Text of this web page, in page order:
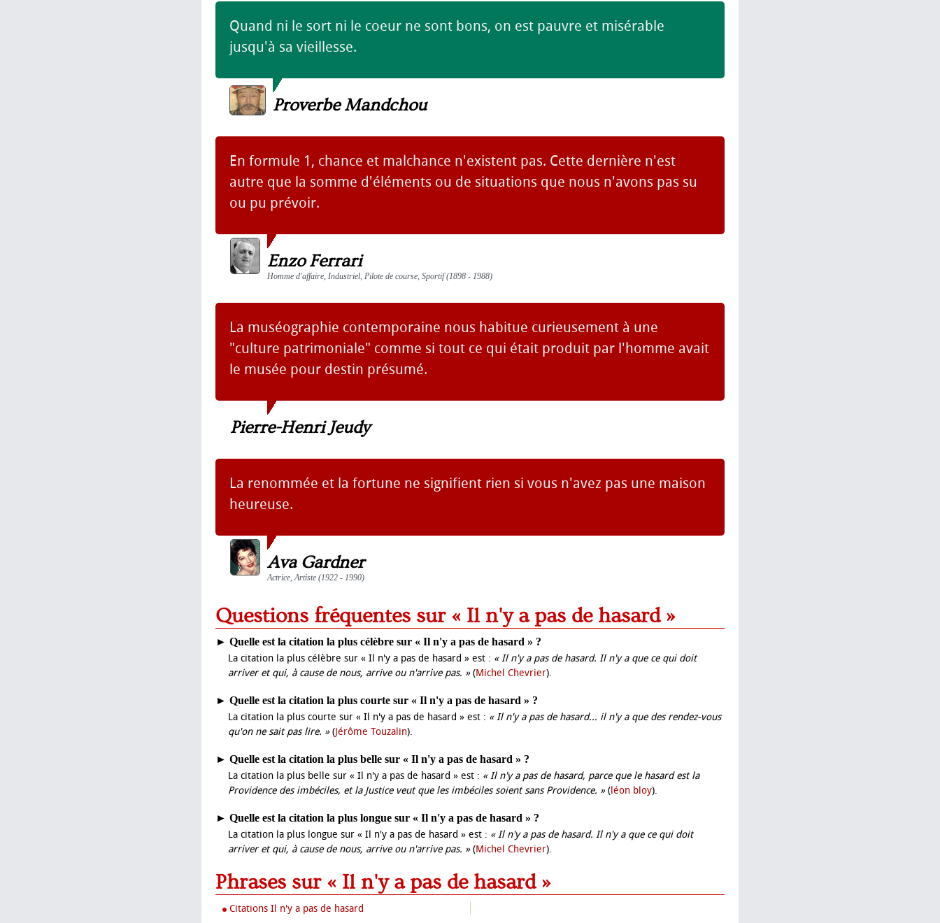
Quand ni le sort ni le coeur ne sont bons, on est pauvre et misérable
jusqu'à sa vieillesse.
Proverbe Mandchou
En formule 1, chance et malchance n'existent pas. Cette dernière n'est
autre que la somme d'éléments ou de situations que nous n'avons pas su
ou pu prévoir.
Enzo Ferrari
Homme d'affaire, Industriel, Pilote de course, Sportif (1898 - 1988)
La muséographie contemporaine nous habitue curieusement à une
"culture patrimoniale" comme si tout ce qui était produit par l'homme avait
le musée pour destin présumé.
Pierre-Henri Jeudy
La renommée et la fortune ne signifient rien si vous n'avez pas une maison
heureuse.
Ava Gardner
Actrice, Artiste (1922 - 1990)
Questions fréquentes sur « Il n'y a pas de hasard »
► Quelle est la citation la plus célèbre sur « Il n'y a pas de hasard » ?
La citation la plus célèbre sur « Il n'y a pas de hasard » est : « Il n'y a pas de hasard. Il n'y a que ce qui doit
arriver et qui, à cause de nous, arrive ou n'arrive pas. »(Michel Chevrier).
► Quelle est la citation la plus courte sur « Il n'y a pas de hasard » ?
La citation la plus courte sur « Il n'y a pas de hasard » est : « Il n'y a pas de hasard... il n'y a que des rendez-vous
qu'on ne sait pas lire. »(Jérôme Touzalin).
► Quelle est la citation la plus belle sur « Il n'y a pas de hasard » ?
La citation la plus belle sur « Il n'y a pas de hasard » est : « Il n'y a pas de hasard, parce que le hasard est la
Providence des imbéciles, et la Justice veut que les imbéciles soient sans Providence. »(léon bloy).
► Quelle est la citation la plus longue sur « Il n'y a pas de hasard » ?
La citation la plus longue sur « Il n'y a pas de hasard » est : « Il n'y a pas de hasard. Il n'y a que ce qui doit
arriver et qui, à cause de nous, arrive ou n'arrive pas. »(Michel Chevrier).
Phrases sur « Il n'y a pas de hasard »
Citations Il n'y a pas de hasard